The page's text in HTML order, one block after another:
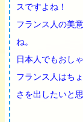
スですよね！
フランス人の美
ね。
日本人でもおし
フランス人はち
さを出したいと